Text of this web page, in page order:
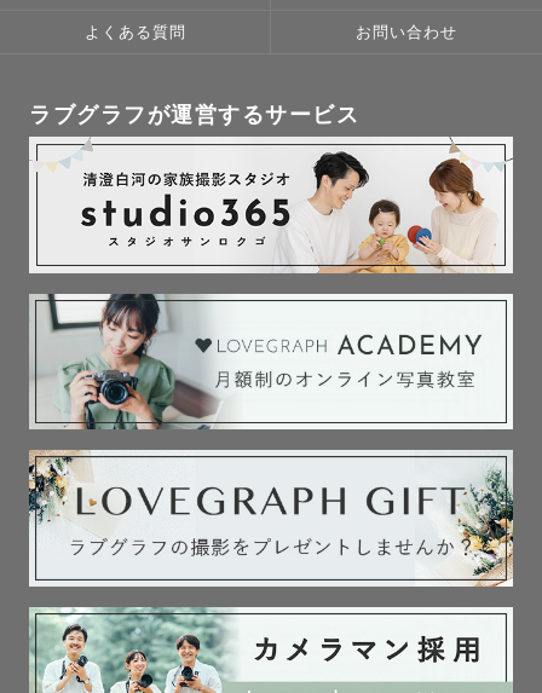
よくある質問 お問い合わせ
ラブグラフが運営するサービス